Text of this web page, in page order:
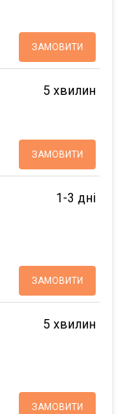
ЗАМОВИТИ
5 хвилин
ЗАМОВИТИ
1-3 дні
ЗАМОВИТИ
5 хвилин
ЗАМОВИТИ